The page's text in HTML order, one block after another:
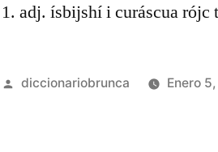
1. adj. ísbijshí i curáscua rójc
diccionariobrunca Enero